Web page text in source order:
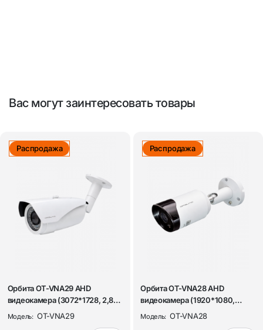
Вас могут заинтересовать товары
Распродажа
Орбита OT-VNA29 AHD
видеокамера (3072*1728, 2,8-
12мм, металл...
Модель: OT-VNA29
Распродажа
Орбита OT-VNA28 AHD
видеокамера (1920*1080,
3.6мм, металл)
Модель: OT-VNA28